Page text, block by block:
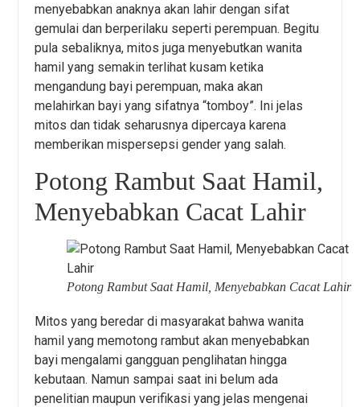
menyebabkan anaknya akan lahir dengan sifat
gemulai dan berperilaku seperti perempuan. Begitu
pula sebaliknya, mitos juga menyebutkan wanita
hamil yang semakin terlihat kusam ketika
mengandung bayi perempuan, maka akan
melahirkan bayi yang sifatnya “tomboy”. Ini jelas
mitos dan tidak seharusnya dipercaya karena
memberikan mispersepsi gender yang salah.
Potong Rambut Saat Hamil,
Menyebabkan Cacat Lahir
Potong Rambut Saat Hamil, Menyebabkan Cacat Lahir
Mitos yang beredar di masyarakat bahwa wanita
hamil yang memotong rambut akan menyebabkan
bayi mengalami gangguan penglihatan hingga
kebutaan. Namun sampai saat ini belum ada
penelitian maupun verifikasi yang jelas mengenai